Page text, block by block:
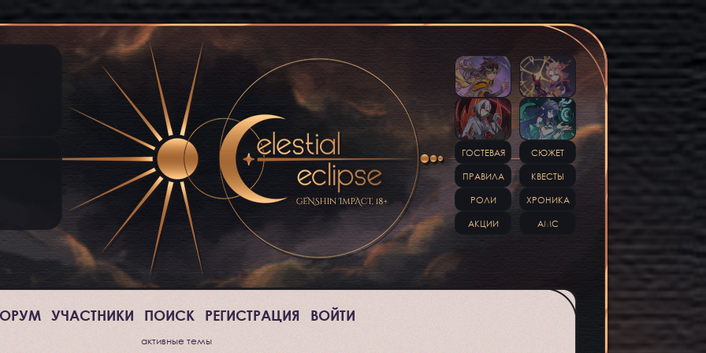
УЧАСТНИКИ ПОИСК РЕГИСТРАЦИЯ ВОЙТИ
активные темы
ГОСТЕВАЯ СЮЖЕТ
ПРАВИЛА КВЕСТЫ
РОЛИ ХРОНИКА
АКЦИИ АМС